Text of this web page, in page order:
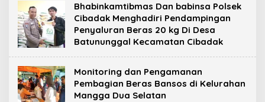
Bhabinkamtibmas Dan babinsa Polsek
Cibadak Menghadiri Pendampingan
Penyaluran Beras 20 kg Di Desa
Batununggal Kecamatan Cibadak
Monitoring dan Pengamanan
Pembagian Beras Bansos di Kelurahan
Mangga Dua Selatan